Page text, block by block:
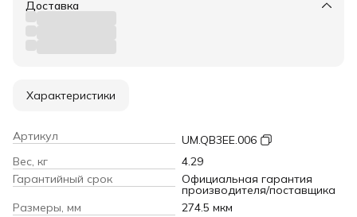
Доставка
Характеристики
Артикул
UM.QB3EE.006
Вес, кг
4.29
Гарантийный срок
Официальная гарантия
производителя/поставщика
Размеры, мм
274.5 мкм